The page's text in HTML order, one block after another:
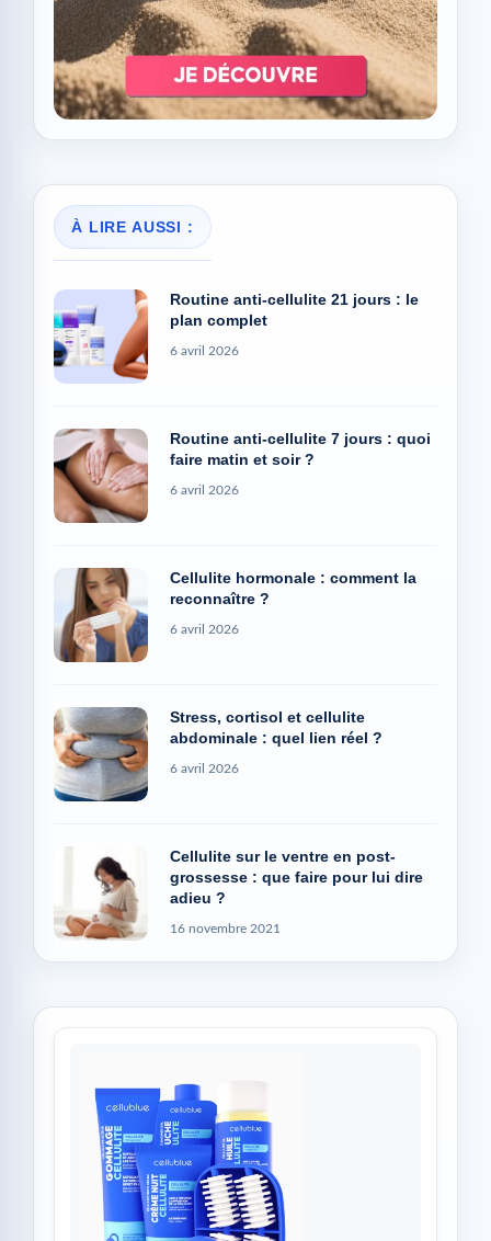
À LIRE AUSSI :
Routine anti-cellulite 21 jours : le
plan complet
6 avril 2026
Routine anti-cellulite 7 jours : quoi
faire matin et soir ?
6 avril 2026
Cellulite hormonale : comment la
reconnaître ?
6 avril 2026
Stress, cortisol et cellulite
abdominale : quel lien réel ?
6 avril 2026
Cellulite sur le ventre en post-
grossesse : que faire pour lui dire
adieu ?
16 novembre 2021